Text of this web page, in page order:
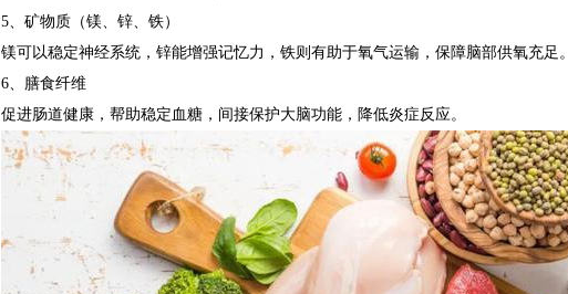
5、矿物质（镁、锌、铁）
镁可以稳定神经系统，锌能增强记忆力，铁则有助于氧气运输，保障脑部供氧充足。
6、膳食纤维
促进肠道健康，帮助稳定血糖，间接保护大脑功能，降低炎症反应。